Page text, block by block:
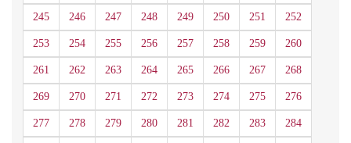
245 246 247 248 249 250 251 252
253 254 255 256 257 258 259 260
261 262 263 264 265 266 267 268
269 270 271 272 273 274 275 276
277 278 279 280 281 282 283 284